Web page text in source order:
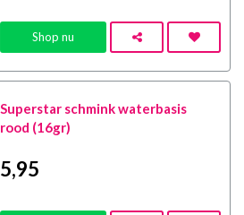
Shop nu
Superstar schmink waterbasis
rood (16gr)
5,95